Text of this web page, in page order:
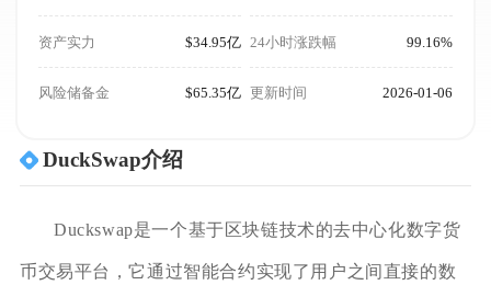
资产实力 $34.95亿 24小时涨跌幅 99.16%
风险储备金 $65.35亿 更新时间 2026-01-06
DuckSwap介绍
Duckswap是一个基于区块链技术的去中心化数字货
币交易平台，它通过智能合约实现了用户之间直接的数